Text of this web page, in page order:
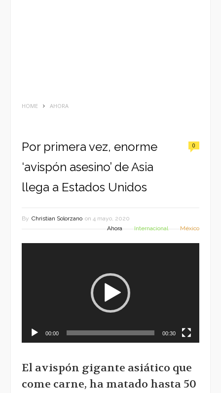
HOME AHORA
Por primera vez, enorme
‘avispón asesino’ de Asia
llega a Estados Unidos
0
By Christian Solorzano on 4 mayo, 2020
Ahora
Internacional México
00:00 00:30
El avispón gigante asiático que
come carne, ha matado hasta 50